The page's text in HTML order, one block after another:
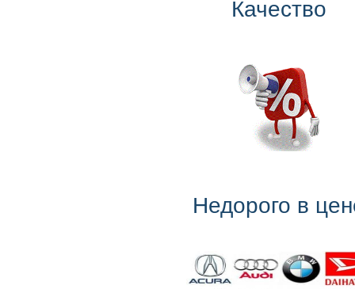
Качество
Недорого в